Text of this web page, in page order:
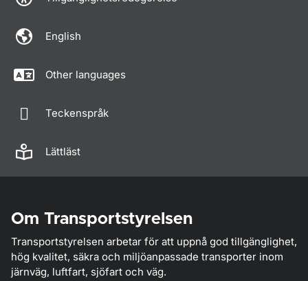
English
Other languages
Teckenspråk
Lättläst
Om Transportstyrelsen
Transportstyrelsen arbetar för att uppnå god tillgänglighet,
hög kvalitet, säkra och miljöanpassade transporter inom
järnväg, luftfart, sjöfart och väg.